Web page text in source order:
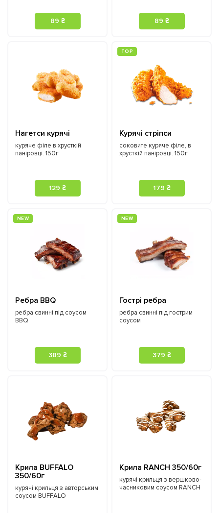
89 ₴ 89 ₴
Нагетси курячі
куряче філе в хрусткій
паніровці. 150г
129 ₴
ТOP
Курячі стріпси
соковите куряче філе, в
хрусткій паніровці. 150г
179 ₴
NEW
Ребра BBQ
ребра свинні під соусом
BBQ
389 ₴
NEW
Гострі ребра
ребра свинні під гострим
соусом
379 ₴
Крила BUFFALO
350/60г
курячі крильця з авторським
соусом BUFFALO
Крила RANCH 350/60г
курячі крильця з вершково-
часниковим соусом RANCH